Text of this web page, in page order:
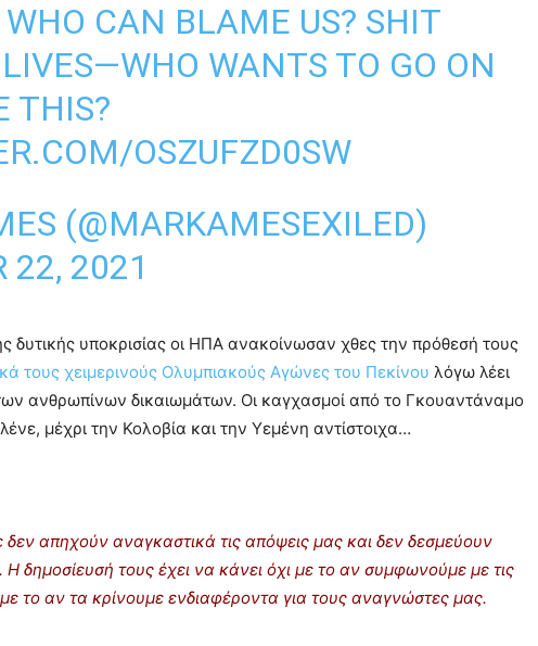
CAN BLAME US? SHIT
WANTS TO GO ON
THIS?
OSZUFZD0SW
(@MARKAMESEXILED)
22, 2021
δυτικής υποκρισίας οι ΗΠΑ ανακοίνωσαν χθες την πρόθεσή τους
τους χειμερινούς Ολυμπιακούς Αγώνες του Πεκίνου λόγω λέει
ανθρωπίνων δικαιωμάτων. Οι καγχασμοί από το Γκουαντάναμο
μέχρι την Κολοβία και την Υεμένη αντίστοιχα…
απηχούν αναγκαστικά τις απόψεις μας και δεν δεσμεύουν
δημοσίευσή τους έχει να κάνει όχι με το αν συμφωνούμε με τις
το αν τα κρίνουμε ενδιαφέροντα για τους αναγνώστες μας.